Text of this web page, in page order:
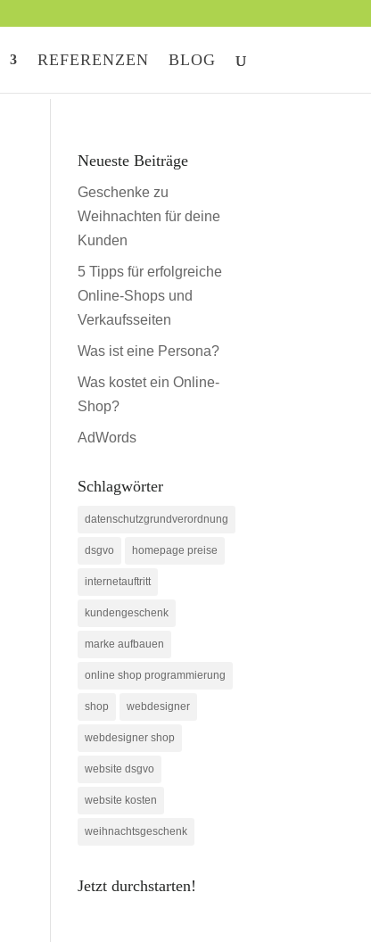
REFERENZEN BLOG
Neueste Beiträge
Geschenke zu
Weihnachten für deine
Kunden
5 Tipps für erfolgreiche
Online-Shops und
Verkaufsseiten
Was ist eine Persona?
Was kostet ein Online-
Shop?
AdWords
Schlagwörter
datenschutzgrundverordnung
dsgvo homepage preise
internetauftritt
kundengeschenk
marke aufbauen
online shop programmierung
shop webdesigner
webdesigner shop
website dsgvo
website kosten
weihnachtsgeschenk
Jetzt durchstarten!